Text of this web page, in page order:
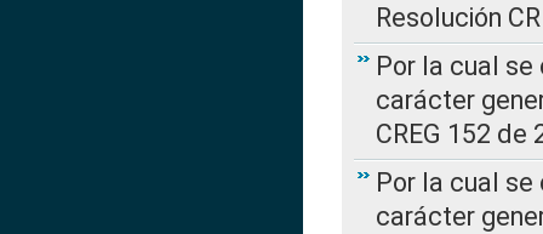
Resolución
Por la cual
carácter
CREG 152 de
Por la cual
carácter